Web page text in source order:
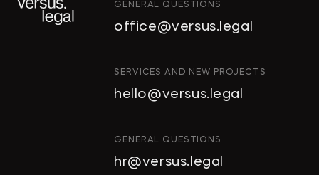
ИНТЕЛЛЕКТУАЛЬНАЯ
ИНВЕСТИЦИОННЫЕ
СТРОИТЕЛЬСТВО
И НЕДВИЖИМОСТЬ
АРХИТЕКТУРА
GENERAL QUESTIONS
office@versus.legal
SERVICES AND NEW PROJECTS
hello@versus.legal
GENERAL QUESTIONS
hr@versus.legal